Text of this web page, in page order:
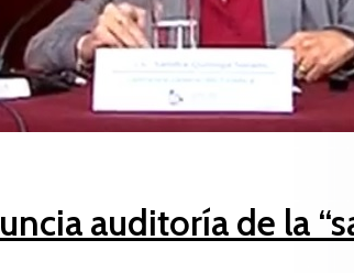
auditoría de la